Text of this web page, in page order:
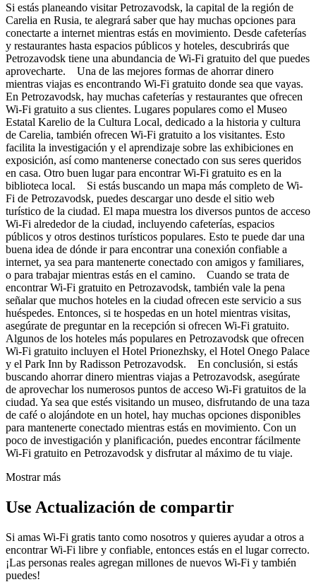
Si estás planeando visitar Petrozavodsk, la capital de la región de
Carelia en Rusia, te alegrará saber que hay muchas opciones para
conectarte a internet mientras estás en movimiento. Desde cafeterías
y restaurantes hasta espacios públicos y hoteles, descubrirás que
Petrozavodsk tiene una abundancia de Wi-Fi gratuito del que puedes
aprovecharte. Una de las mejores formas de ahorrar dinero
mientras viajas es encontrando Wi-Fi gratuito donde sea que vayas.
En Petrozavodsk, hay muchas cafeterías y restaurantes que ofrecen
Wi-Fi gratuito a sus clientes. Lugares populares como el Museo
Estatal Karelio de la Cultura Local, dedicado a la historia y cultura
de Carelia, también ofrecen Wi-Fi gratuito a los visitantes. Esto
facilita la investigación y el aprendizaje sobre las exhibiciones en
exposición, así como mantenerse conectado con sus seres queridos
en casa. Otro buen lugar para encontrar Wi-Fi gratuito es en la
biblioteca local. Si estás buscando un mapa más completo de Wi-
Fi de Petrozavodsk, puedes descargar uno desde el sitio web
turístico de la ciudad. El mapa muestra los diversos puntos de acceso
Wi-Fi alrededor de la ciudad, incluyendo cafeterías, espacios
públicos y otros destinos turísticos populares. Esto te puede dar una
buena idea de dónde ir para encontrar una conexión confiable a
internet, ya sea para mantenerte conectado con amigos y familiares,
o para trabajar mientras estás en el camino. Cuando se trata de
encontrar Wi-Fi gratuito en Petrozavodsk, también vale la pena
señalar que muchos hoteles en la ciudad ofrecen este servicio a sus
huéspedes. Entonces, si te hospedas en un hotel mientras visitas,
asegúrate de preguntar en la recepción si ofrecen Wi-Fi gratuito.
Algunos de los hoteles más populares en Petrozavodsk que ofrecen
Wi-Fi gratuito incluyen el Hotel Prionezhsky, el Hotel Onego Palace
y el Park Inn by Radisson Petrozavodsk. En conclusión, si estás
buscando ahorrar dinero mientras viajas a Petrozavodsk, asegúrate
de aprovechar los numerosos puntos de acceso Wi-Fi gratuitos de la
ciudad. Ya sea que estés visitando un museo, disfrutando de una taza
de café o alojándote en un hotel, hay muchas opciones disponibles
para mantenerte conectado mientras estás en movimiento. Con un
poco de investigación y planificación, puedes encontrar fácilmente
Wi-Fi gratuito en Petrozavodsk y disfrutar al máximo de tu viaje.
Mostrar más
Use Actualización de compartir
Si amas Wi-Fi gratis tanto como nosotros y quieres ayudar a otros a
encontrar Wi-Fi libre y confiable, entonces estás en el lugar correcto.
¡Las personas reales agregan millones de nuevos Wi-Fi y también
puedes!